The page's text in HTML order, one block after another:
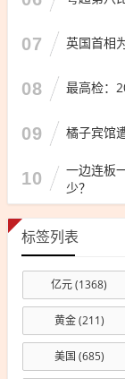
07 英国首相
08 最高检：
09 橘子宾馆
10
一边连板
少？
标签列表
亿元(1368)
黄金(211)
美国 (685)